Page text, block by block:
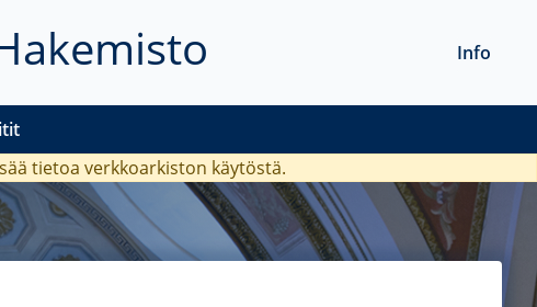
Info
tietoa verkkoarkiston käytöstä.